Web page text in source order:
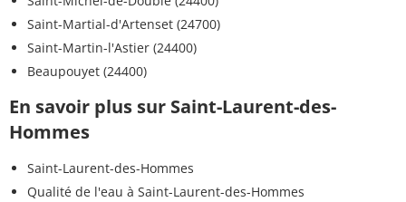
Saint-Martial-d'Artenset (24700)
Saint-Martin-l'Astier (24400)
Beaupouyet (24400)
En savoir plus sur Saint-Laurent-des-
Hommes
Saint-Laurent-des-Hommes
Qualité de l'eau à Saint-Laurent-des-Hommes